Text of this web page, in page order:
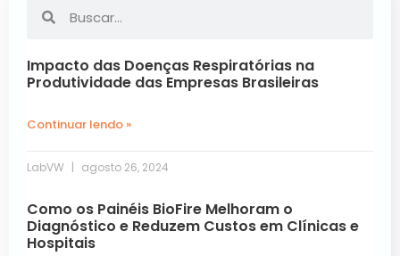
Impacto das Doenças Respiratórias na
Produtividade das Empresas Brasileiras
Continuar lendo »
LabVW agosto 26, 2024
Como os Painéis BioFire Melhoram o
Diagnóstico e Reduzem Custos em Clínicas e
Hospitais